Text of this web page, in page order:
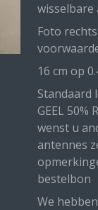
wisselbare
Foto
16 cm op
Standaard
GEEL 50%
wenst u
antennes
bestelbon
We